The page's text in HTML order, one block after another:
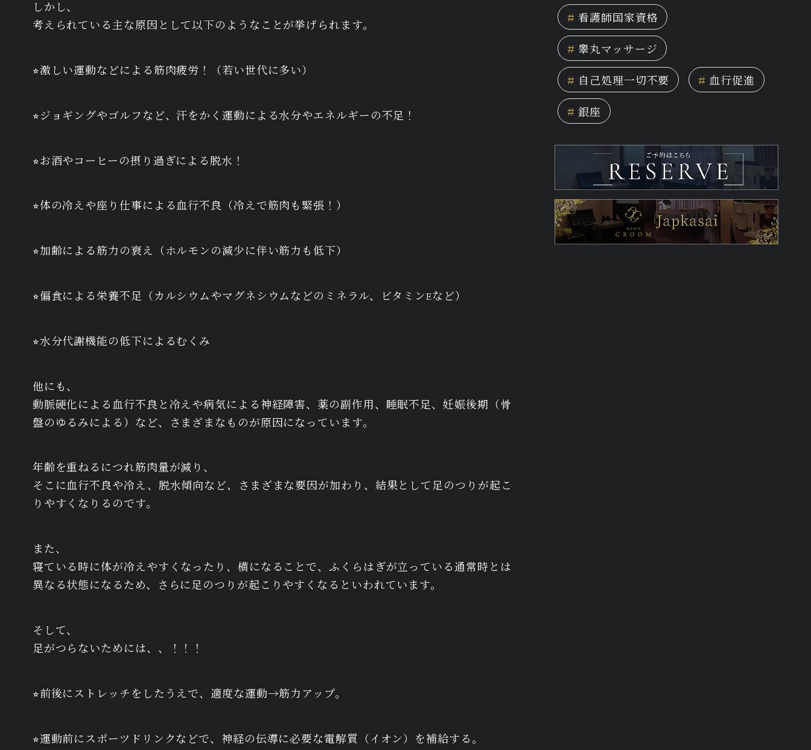
しかし、
考えられている主な原因として以下のようなことが挙げられます。
⭐︎激しい運動などによる筋肉疲労！（若い世代に多い）
⭐︎ジョギングやゴルフなど、汗をかく運動による水分やエネルギーの不足！
⭐︎お酒やコーヒーの摂り過ぎによる脱水！
⭐︎体の冷えや座り仕事による血行不良（冷えで筋肉も緊張！）
⭐︎加齢による筋力の衰え（ホルモンの減少に伴い筋力も低下）
⭐︎偏食による栄養不足（カルシウムやマグネシウムなどのミネラル、ビタミンEなど）
⭐︎水分代謝機能の低下によるむくみ
他にも、
動脈硬化による血行不良と冷えや病気による神経障害、薬の副作用、睡眠不足、妊娠後期（骨
盤のゆるみによる）など、さまざまなものが原因になっています。
年齢を重ねるにつれ筋肉量が減り、
そこに血行不良や冷え、脱水傾向など、さまざまな要因が加わり、結果として足のつりが起こ
りやすくなりるのです。
また、
寝ている時に体が冷えやすくなったり、横になることで、ふくらはぎが立っている通常時とは
異なる状態になるため、さらに足のつりが起こりやすくなるといわれています。
そして、
足がつらないためには、、！！！
⭐︎前後にストレッチをしたうえで、適度な運動→筋力アップ。
⭐︎運動前にスポーツドリンクなどで、神経の伝導に必要な電解質（イオン）を補給する。
# 看護師国家資格
# 睾丸マッサージ
# 自己処理一切不要 # 血行促進
# 銀座